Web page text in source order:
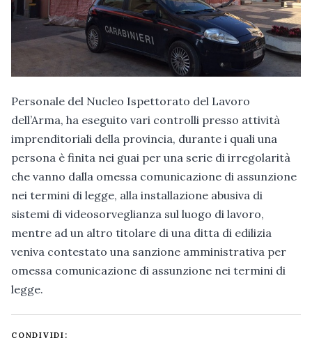
Personale del Nucleo Ispettorato del Lavoro
dell’Arma, ha eseguito vari controlli presso attività
imprenditoriali della provincia, durante i quali una
persona è finita nei guai per una serie di irregolarità
che vanno dalla omessa comunicazione di assunzione
nei termini di legge, alla installazione abusiva di
sistemi di videosorveglianza sul luogo di lavoro,
mentre ad un altro titolare di una ditta di edilizia
veniva contestato una sanzione amministrativa per
omessa comunicazione di assunzione nei termini di
legge.
CONDIVIDI: